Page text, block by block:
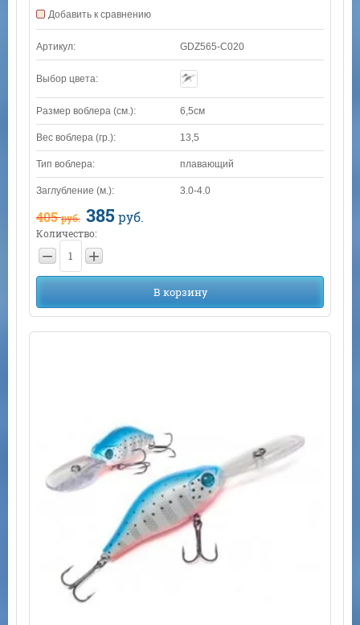
Добавить к сравнению
Артикул: GDZ565-C020
Выбор цвета:
Размер воблера (см.): 6,5см
Вес воблера (гр.): 13,5
Тип воблера: плавающий
Заглубление (м.): 3.0-4.0
405руб. 385руб.
Количество:
− +
В корзину